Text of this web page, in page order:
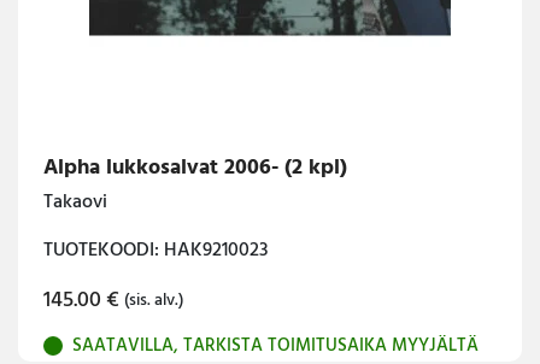
Alpha lukkosalvat 2006- (2 kpl)
Takaovi
TUOTEKOODI: HAK9210023
145.00€ (sis. alv.)
SAATAVILLA, TARKISTA TOIMITUSAIKA MYYJÄLTÄ